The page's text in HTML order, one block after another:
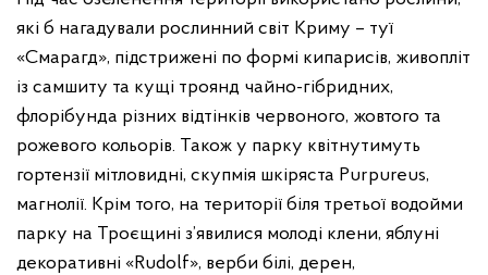
які б нагадували рослинний світ Криму – туї
«Смарагд», підстрижені по формі кипарисів, живопліт
із самшиту та кущі троянд чайно-гібридних,
флорібунда різних відтінків червоного, жовтого та
рожевого кольорів. Також у парку квітнутимуть
гортензії мітловидні, скупмія шкіряста Purpureus,
магнолії. Крім того, на території біля третьої водойми
парку на Троєщині з’явилися молоді клени, яблуні
декоративні «Rudolf», верби білі, дерен,